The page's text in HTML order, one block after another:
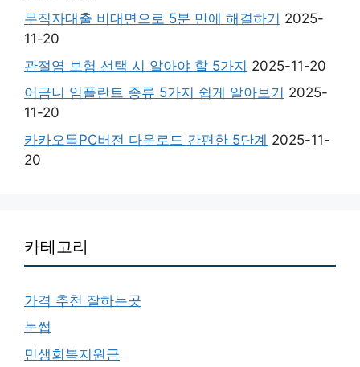
무직자대출 비대면으로 5분 만에 해결하기 2025-
11-20
관절염 보험 선택 시 알아야 할 5가지 2025-11-20
어금니 임플란트 종류 5가지 쉽게 알아보기 2025-
11-20
카카오톡PC버전 다운로드 간편한 5단계 2025-11-
20
카테고리
가격 추천 잘하는곳
눈썹
민생회복지원금